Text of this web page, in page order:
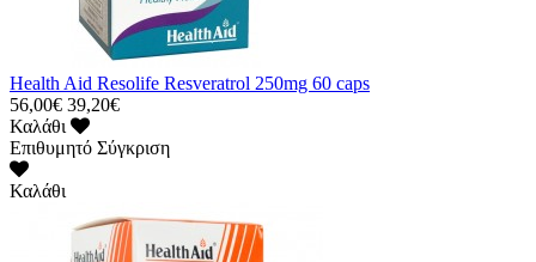
Health Aid Resolife Resveratrol 250mg 60 caps
56,00€ 39,20€
Καλάθι
Επιθυμητό Σύγκριση
Καλάθι